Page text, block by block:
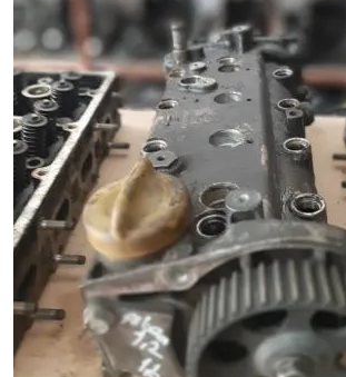
Albea 1.2.16 v Orijinal Çıkma Silindir Kapağı
Ürün Kodu:
Kategori:
Albea Çıkma Parça